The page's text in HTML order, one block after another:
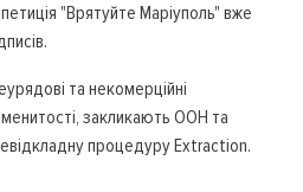
"Врятуйте Маріуполь" вже
та некомерційні
закликають ООН та
процедуру Еxtraction.